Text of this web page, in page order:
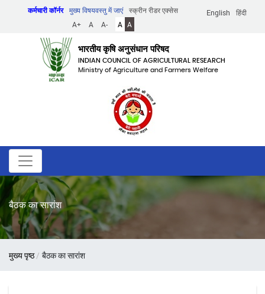
English हिंदी
कर्मचारी कॉर्नर मुख्य विषयवस्तु में जाएं
स्क्रीन रीडर एक्सेस
A+
A A- A A
भारतीय कृषि अनुसंधान परिषद
INDIAN COUNCIL OF AGRICULTURAL RESEARCH
Ministry of Agriculture and Farmers Welfare
बैठक का सारांश
पग
मुख्य पृष्ठ बैठक का सारांश